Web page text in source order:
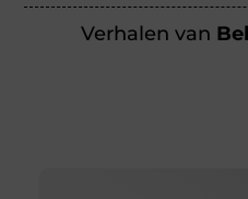
Verhalen van